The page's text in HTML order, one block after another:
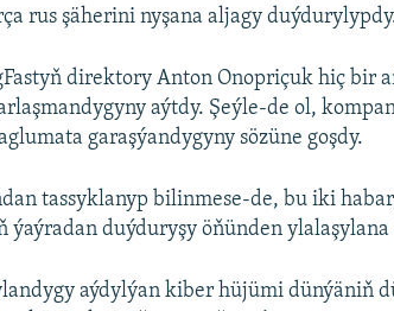
rus şäherini nyşana aljagy
direktory Anton Onopriçuk hiç bir
aýtdy. Şeýle-de ol,
garaşýandygyny sözüne goşdy.
tassyklanyp bilinmese-de, bu iki
ýaýradan duýduryşy öňünden
aýdylýan kiber hüjümi dünýäniň